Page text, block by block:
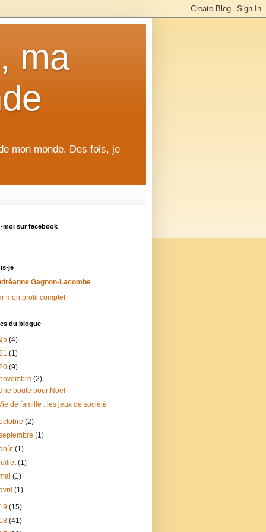
ma
mon monde. Des fois, je
moi sur facebook
je
Gagnon-Lacombe
mon profil complet
du blogue
(4)
(1)
(9)
(2)
boule pour Noël
de famille : les jeux de société
(2)
(1)
(1)
(1)
(1)
(1)
(15)
(41)